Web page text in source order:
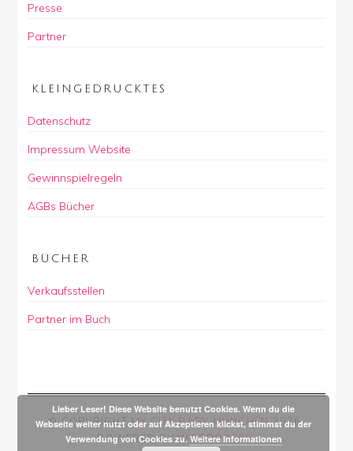
Presse
Partner
KLEINGEDRUCKTES
Datenschutz
Impressum Website
Gewinnspielregeln
AGBs Bücher
BÜCHER
Verkaufsstellen
Partner im Buch
© COPYRIGHTMY CITY BABY MÜNCHEN 2026.
POWERED BYWORDPRESS.
Lieber Leser! Diese Website benutzt Cookies. Wenn du die
Webseite weiter nutzt oder auf Akzeptieren klickst, stimmst du der
Verwendung von Cookies zu. Weitere Informationen